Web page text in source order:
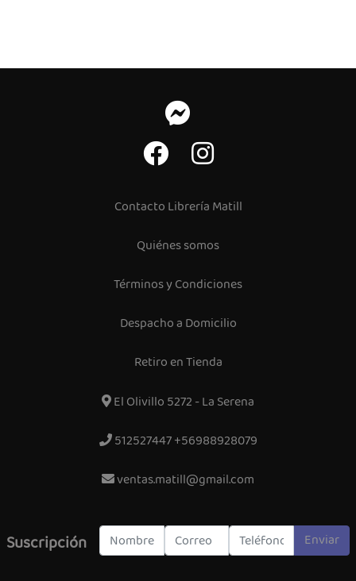
Contacto Librería Matill
Quiénes somos
Términos y Condiciones
Despacho a Domicilio
Retiro en Tienda
El Olivillo 5272 - La Serena
512527447 +56988928079
ventas.matill@gmail.com
Suscripción Enviar